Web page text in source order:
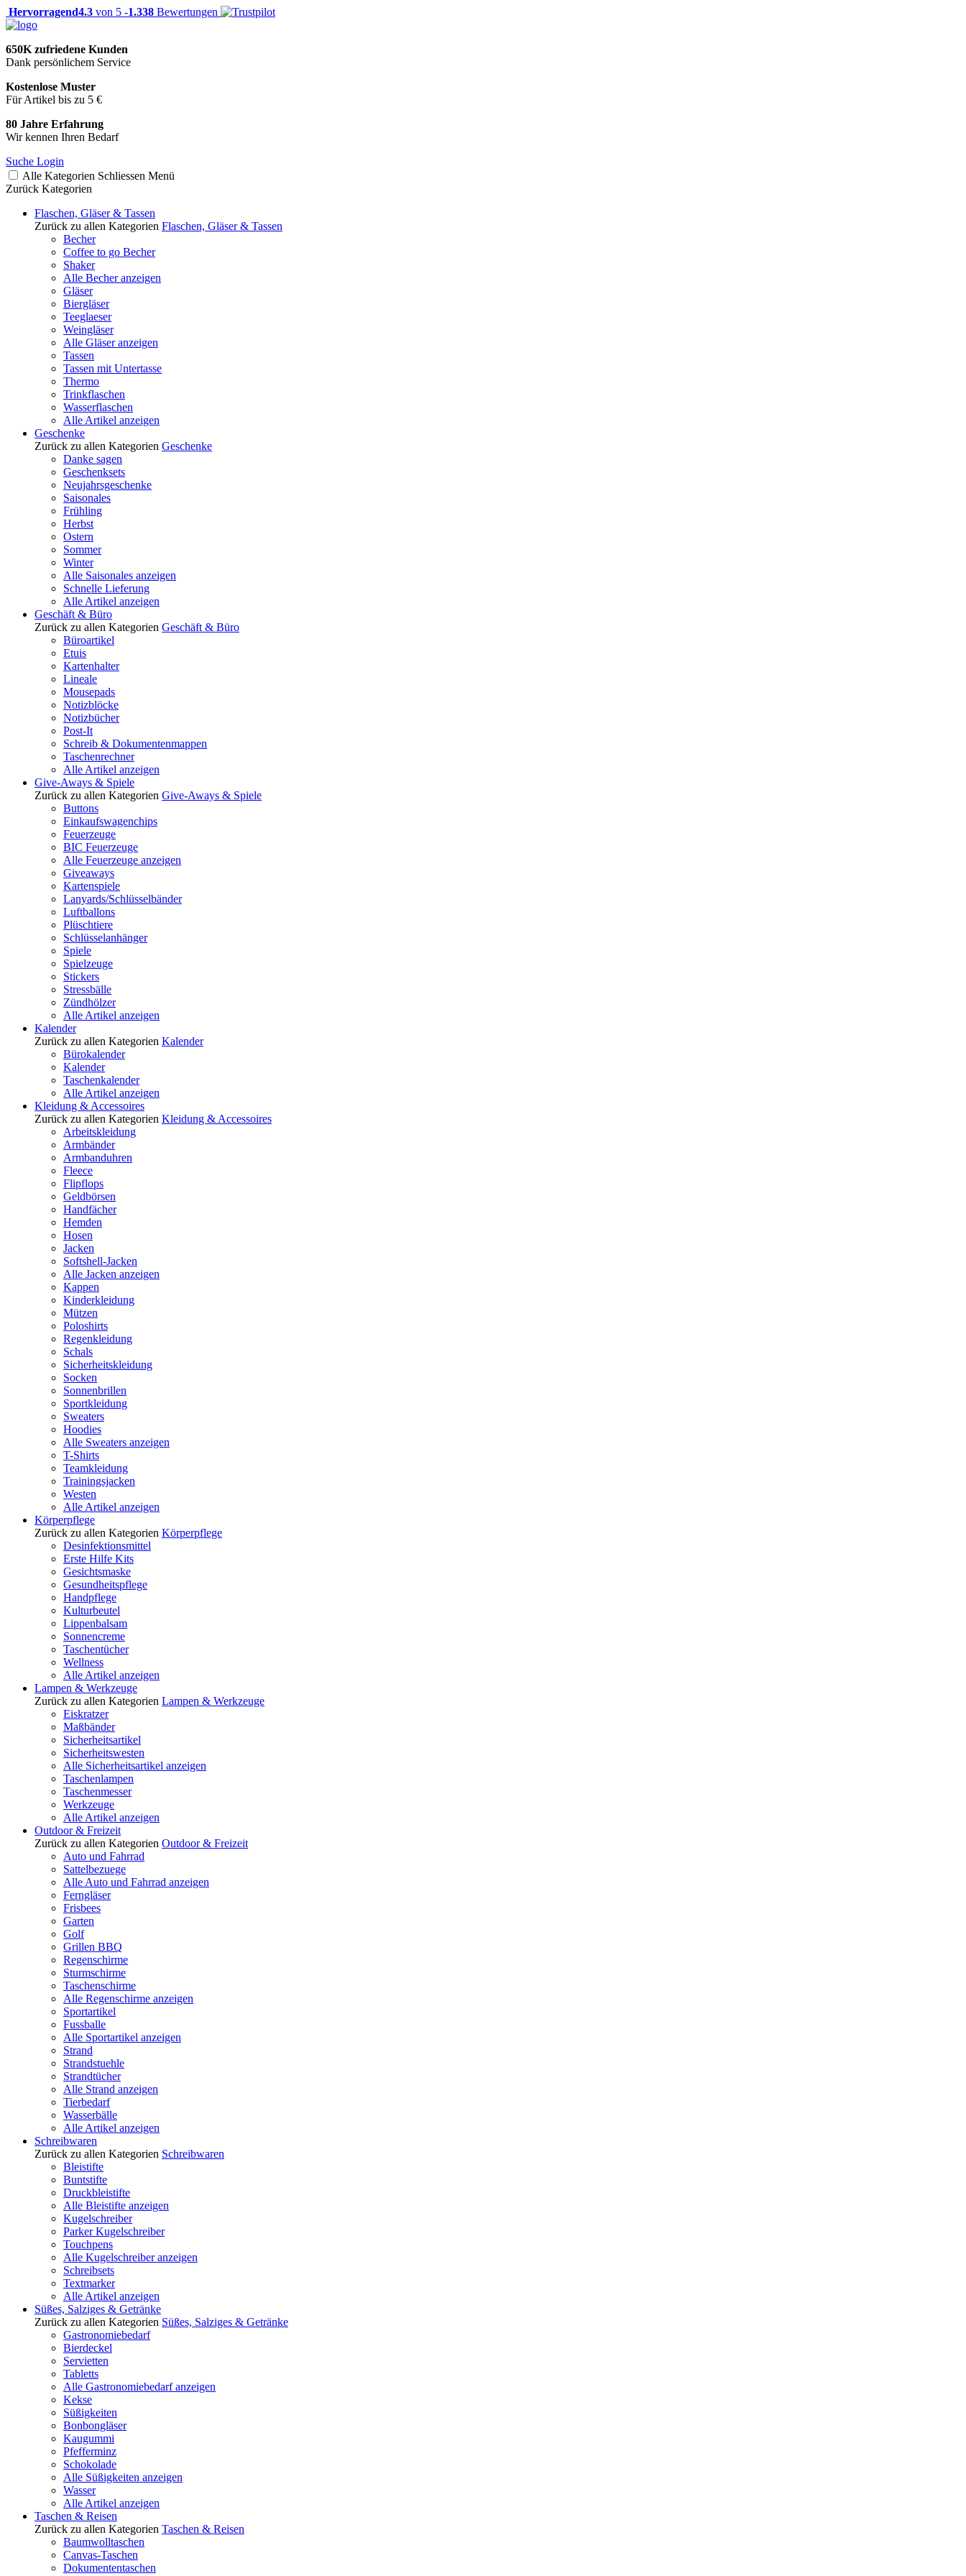
Hervorragend4.3 von 5 -1.338 Bewertungen
650K zufriedene Kunden
Dank persönlichem Service
Kostenlose Muster
Für Artikel bis zu 5 €
80 Jahre Erfahrung
Wir kennen Ihren Bedarf
Suche Login
Alle Kategorien Schliessen Menü
Zurück Kategorien
Flaschen, Gläser & Tassen
Zurück zu allen Kategorien Flaschen, Gläser & Tassen
Becher
Coffee to go Becher
Shaker
Alle Becher anzeigen
Gläser
Biergläser
Teeglaeser
Weingläser
Alle Gläser anzeigen
Tassen
Tassen mit Untertasse
Thermo
Trinkflaschen
Wasserflaschen
Alle Artikel anzeigen
Geschenke
Zurück zu allen Kategorien Geschenke
Danke sagen
Geschenksets
Neujahrsgeschenke
Saisonales
Frühling
Herbst
Ostern
Sommer
Winter
Alle Saisonales anzeigen
Schnelle Lieferung
Alle Artikel anzeigen
Geschäft & Büro
Zurück zu allen Kategorien Geschäft & Büro
Büroartikel
Etuis
Kartenhalter
Lineale
Mousepads
Notizblöcke
Notizbücher
Post-It
Schreib & Dokumentenmappen
Taschenrechner
Alle Artikel anzeigen
Give-Aways & Spiele
Zurück zu allen Kategorien Give-Aways & Spiele
Buttons
Einkaufswagenchips
Feuerzeuge
BIC Feuerzeuge
Alle Feuerzeuge anzeigen
Giveaways
Kartenspiele
Lanyards/Schlüsselbänder
Luftballons
Plüschtiere
Schlüsselanhänger
Spiele
Spielzeuge
Stickers
Stressbälle
Zündhölzer
Alle Artikel anzeigen
Kalender
Zurück zu allen Kategorien Kalender
Bürokalender
Kalender
Taschenkalender
Alle Artikel anzeigen
Kleidung & Accessoires
Zurück zu allen Kategorien Kleidung & Accessoires
Arbeitskleidung
Armbänder
Armbanduhren
Fleece
Flipflops
Geldbörsen
Handfächer
Hemden
Hosen
Jacken
Softshell-Jacken
Alle Jacken anzeigen
Kappen
Kinderkleidung
Mützen
Poloshirts
Regenkleidung
Schals
Sicherheitskleidung
Socken
Sonnenbrillen
Sportkleidung
Sweaters
Hoodies
Alle Sweaters anzeigen
T-Shirts
Teamkleidung
Trainingsjacken
Westen
Alle Artikel anzeigen
Körperpflege
Zurück zu allen Kategorien Körperpflege
Desinfektionsmittel
Erste Hilfe Kits
Gesichtsmaske
Gesundheitspflege
Handpflege
Kulturbeutel
Lippenbalsam
Sonnencreme
Taschentücher
Wellness
Alle Artikel anzeigen
Lampen & Werkzeuge
Zurück zu allen Kategorien Lampen & Werkzeuge
Eiskratzer
Maßbänder
Sicherheitsartikel
Sicherheitswesten
Alle Sicherheitsartikel anzeigen
Taschenlampen
Taschenmesser
Werkzeuge
Alle Artikel anzeigen
Outdoor & Freizeit
Zurück zu allen Kategorien Outdoor & Freizeit
Auto und Fahrrad
Sattelbezuege
Alle Auto und Fahrrad anzeigen
Ferngläser
Frisbees
Garten
Golf
Grillen BBQ
Regenschirme
Sturmschirme
Taschenschirme
Alle Regenschirme anzeigen
Sportartikel
Fussballe
Alle Sportartikel anzeigen
Strand
Strandstuehle
Strandtücher
Alle Strand anzeigen
Tierbedarf
Wasserbälle
Alle Artikel anzeigen
Schreibwaren
Zurück zu allen Kategorien Schreibwaren
Bleistifte
Buntstifte
Druckbleistifte
Alle Bleistifte anzeigen
Kugelschreiber
Parker Kugelschreiber
Touchpens
Alle Kugelschreiber anzeigen
Schreibsets
Textmarker
Alle Artikel anzeigen
Süßes, Salziges & Getränke
Zurück zu allen Kategorien Süßes, Salziges & Getränke
Gastronomiebedarf
Bierdeckel
Servietten
Tabletts
Alle Gastronomiebedarf anzeigen
Kekse
Süßigkeiten
Bonbongläser
Kaugummi
Pfefferminz
Schokolade
Alle Süßigkeiten anzeigen
Wasser
Alle Artikel anzeigen
Taschen & Reisen
Zurück zu allen Kategorien Taschen & Reisen
Baumwolltaschen
Canvas-Taschen
Dokumententaschen